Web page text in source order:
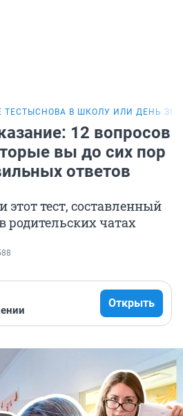
ТЕСТЫ СНОВА В ШКОЛУ ИЛИ ДЕНЬ
12 вопросов
вы до сих пор
ответов
этот тест, составленный
родительских чатах
Открыть